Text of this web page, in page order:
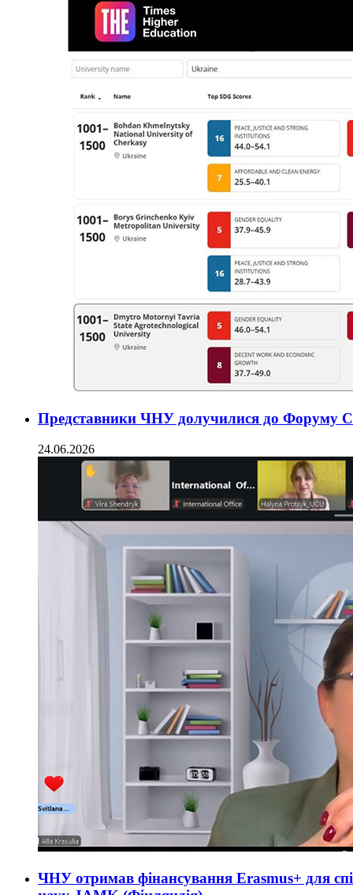
Представники ЧНУ долучилися до Форуму
24.06.2026
ЧНУ отримав фінансування Erasmus+ для